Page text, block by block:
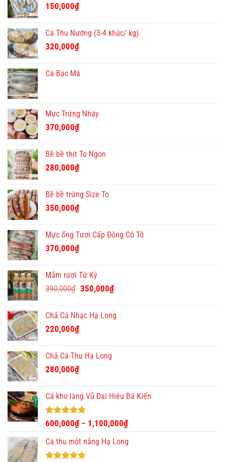
150,000₫
Cá Thu Nướng (3-4 khúc/ kg)
320,000₫
Cá Bạc Má
Mực Trứng Nháy
370,000₫
Bề bề thịt To Ngon
280,000₫
Bề bề trứng Size To
350,000₫
Mực ống Tươi Cấp Đông Cô Tô
370,000₫
Mắm rươi Tứ Kỳ
390,000₫ Giá
390,000₫.
350,000₫Giá
là:
Chả Cá Nhạc Hạ Long
220,000₫
Chả Cá Thu Hạ Long
280,000₫
Cá kho làng Vũ Đại Hiệu Bá Kiến
Được xếp
hạng
4.93
5 sao
600,000₫ – 1,100,000₫
Cá thu một nắng Hạ Long